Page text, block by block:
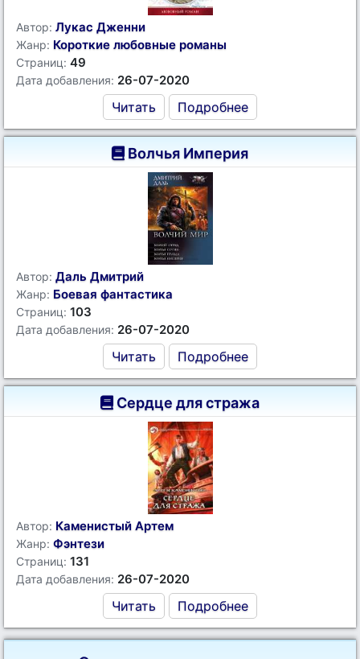
Автор: Лукас Дженни
Жанр: Короткие любовные романы
Страниц: 49
Дата добавления: 26-07-2020
Читать Подробнее
Волчья Империя
Автор: Даль Дмитрий
Жанр: Боевая фантастика
Страниц: 103
Дата добавления: 26-07-2020
Читать Подробнее
Сердце для стража
Автор: Каменистый Артем
Жанр: Фэнтези
Страниц: 131
Дата добавления: 26-07-2020
Читать Подробнее